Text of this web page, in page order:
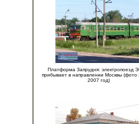
Платформа Запрудня: электропоезд
прибывает в направлении Москвы
2007 год)